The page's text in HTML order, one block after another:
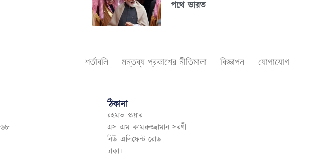
পথে ভারত
শর্তাবলি মন্তব্য প্রকাশের নীতিমালা বিজ্ঞাপন যোগাযোগ
ঠিকানা
রহমত স্কয়ার
এস এম কামরুজ্জামান সরণী
নিউ এলিফেন্ট রোড
ঢাকা।